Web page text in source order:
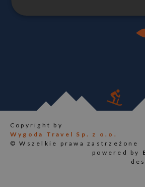
Copyright by
Wygoda Travel Sp. z o.o.
© Wszelkie prawa zastrzeżone
powered by